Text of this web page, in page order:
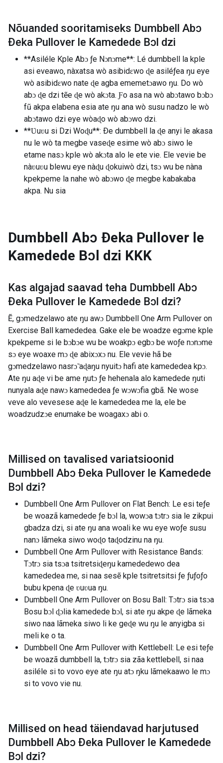
Nõuanded sooritamiseks Dumbbell Abɔ
Ðeka Pullover le Kamedede Bɔl dzi
**Asiléle Kple Abɔ ƒe Nɔnɔme**: Lé dumbbell la kple
asi eveawo, nàxatsa wò asibidɛwo ɖe asiléƒea ŋu eye
wò asibidɛwo nate ɖe agba ememetɔawo ŋu. Do wò
abɔ ɖe dzi tẽe ɖe wò akɔta. Ƒo asa na wò abɔtawo bɔbɔ
fũ akpa elabena esia ate ŋu ana wò susu nadzo le wò
abɔtawo dzi eye wòaɖo wò abɔwo dzi.
**Ʋuʋu si Dzi Woɖu**: Ðe dumbbell la ɖe anyi le akasa
nu le wò ta megbe vaseɖe esime wò abɔ siwo le
etame nasɔ kple wò akɔta alo le ete vie. Ele vevie be
nàʋuʋu blewu eye nàɖu ɖokuiwò dzi, tsɔ wu be nàna
kpekpeme la nahe wò abɔwo ɖe megbe kabakaba
akpa. Nu sia
Dumbbell Abɔ Ðeka Pullover le
Kamedede Bɔl dzi KKK
Kas algajad saavad teha Dumbbell Abɔ
Ðeka Pullover le Kamedede Bɔl dzi?
Ẽ, gɔmedzelawo ate ŋu awɔ Dumbbell One Arm Pullover on
Exercise Ball kamededea. Gake ele be woadze egɔme kple
kpekpeme si le bɔbɔe wu be woakpɔ egbɔ be woƒe nɔnɔme
sɔ eye woaxe mɔ ɖe abixɔxɔ nu. Ele vevie hã be
gɔmedzelawo nasrɔ̃ aɖaŋu nyuitɔ hafi ate kamededea kpɔ.
Ate ŋu aɖe vi be ame ŋutɔ ƒe hehenala alo kamedede ŋuti
nunyala aɖe nawɔ kamededea ƒe wɔwɔfia gbã. Ne wose
veve alo vevesese aɖe le kamededea me la, ele be
woadzudzɔe enumake be woagaxɔ abi o.
Millised on tavalised variatsioonid
Dumbbell Abɔ Ðeka Pullover le Kamedede
Bɔl dzi?
Dumbbell One Arm Pullover on Flat Bench: Le esi teƒe
be woazã kamedede ƒe bɔl la, wowɔa tɔtrɔ sia le zikpui
gbadza dzi, si ate ŋu ana woali ke wu eye woƒe susu
nanɔ lãmeka siwo woɖo taɖodzinu na ŋu.
Dumbbell One Arm Pullover with Resistance Bands:
Tɔtrɔ sia tsɔa tsitretsiɖeŋu kamededewo dea
kamededea me, si naa sesẽ kple tsitretsitsi ƒe ƒuƒoƒo
bubu kpena ɖe ʋuʋua ŋu.
Dumbbell One Arm Pullover on Bosu Ball: Tɔtrɔ sia tsɔa
Bosu bɔl ɖɔlia kamedede bɔl, si ate ŋu akpe ɖe lãmeka
siwo naa lãmeka siwo li ke geɖe wu ŋu le anyigba si
meli ke o ta.
Dumbbell One Arm Pullover with Kettlebell: Le esi teƒe
be woazã dumbbell la, tɔtrɔ sia zãa kettlebell, si naa
asiléle si to vovo eye ate ŋu atɔ ŋku lãmekaawo le mɔ
si to vovo vie nu.
Millised on head täiendavad harjutused
Dumbbell Abɔ Ðeka Pullover le Kamedede
Bɔl dzi?